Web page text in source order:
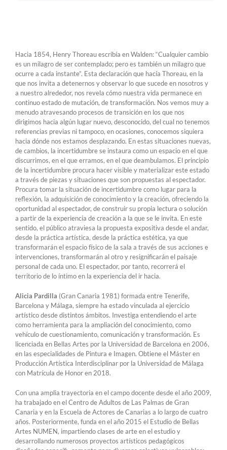
Hacia 1854, Henry Thoreau escribía en Walden: “Cualquier cambio
es un milagro de ser contemplado; pero es también un milagro que
ocurre a cada instante”. Esta declaración que hacía Thoreau, en la
que nos invita a detenernos y observar lo que sucede en nosotros y
a nuestro alrededor, nos revela cómo nuestra vida permanece en
continuo estado de mutación, de transformación. Nos vemos muy a
menudo atravesando procesos de transición en los que nos
dirigimos hacia algún lugar nuevo, desconocido, del cual no tenemos
referencias previas ni tampoco, en ocasiones, conocemos siquiera
hacia dónde nos estamos desplazando. En estas situaciones nuevas,
de cambios, la incertidumbre se instaura como un espacio en el que
discurrimos, en el que erramos, en el que deambulamos. El principio
de la incertidumbre procura hacer visible y materializar este estado
a través de piezas y situaciones que son propuestas al espectador.
Procura tomar la situación de incertidumbre como lugar para la
reflexión, la adquisición de conocimiento y la creación, ofreciendo la
oportunidad al espectador, de construir su propia lectura o solución
a partir de la experiencia de creación a la que se le invita. En este
sentido, el público atraviesa la propuesta expositiva desde el andar,
desde la práctica artística, desde la práctica estética, ya que
transformarán el espacio físico de la sala a través de sus acciones e
intervenciones, transformarán al otro y resignificarán el paisaje
personal de cada uno. El espectador, por tanto, recorrerá el
territorio de lo íntimo en la experiencia del ir hacia.
Alicia Pardilla (Gran Canaria 1981) formada entre Tenerife,
Barcelona y Málaga, siempre ha estado vinculada al ejercicio
artístico desde distintos ámbitos. Investiga entendiendo el arte
como herramienta para la ampliación del conocimiento, como
vehículo de cuestionamiento, comunicación y transformación. Es
licenciada en Bellas Artes por la Universidad de Barcelona en 2006,
en las especialidades de Pintura e Imagen. Obtiene el Máster en
Producción Artística Interdisciplinar por la Universidad de Málaga
con Matrícula de Honor en 2018.
Con una amplia trayectoria en el campo docente desde el año 2009,
ha trabajado en el Centro de Adultos de Las Palmas de Gran
Canaria y en la Escuela de Actores de Canarias a lo largo de cuatro
años. Posteriormente, funda en el año 2015 el Estudio de Bellas
Artes NUMEN, impartiendo clases de arte en el estudio y
desarrollando numerosos proyectos artísticos pedagógicos